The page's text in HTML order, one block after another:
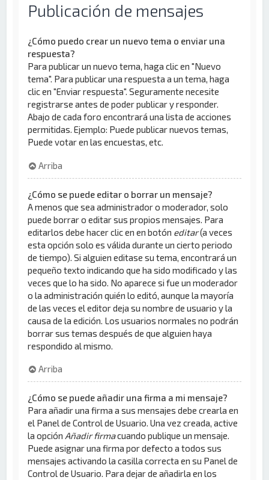
Publicación de mensajes
¿Cómo puedo crear un nuevo tema o enviar una
respuesta?
Para publicar un nuevo tema, haga clic en "Nuevo
tema". Para publicar una respuesta a un tema, haga
clic en "Enviar respuesta". Seguramente necesite
registrarse antes de poder publicar y responder.
Abajo de cada foro encontrará una lista de acciones
permitidas. Ejemplo: Puede publicar nuevos temas,
Puede votar en las encuestas, etc.
Arriba
¿Cómo se puede editar o borrar un mensaje?
A menos que sea administrador o moderador, solo
puede borrar o editar sus propios mensajes. Para
editarlos debe hacer clic en en botón editar(a veces
esta opción solo es válida durante un cierto periodo
de tiempo). Si alguien editase su tema, encontrará un
pequeño texto indicando que ha sido modificado y las
veces que lo ha sido. No aparece si fue un moderador
o la administración quién lo editó, aunque la mayoría
de las veces el editor deja su nombre de usuario y la
causa de la edición. Los usuarios normales no podrán
borrar sus temas después de que alguien haya
respondido al mismo.
Arriba
¿Cómo se puede añadir una firma a mi mensaje?
Para añadir una firma a sus mensajes debe crearla en
el Panel de Control de Usuario. Una vez creada, active
la opción Añadir firmacuando publique un mensaje.
Puede asignar una firma por defecto a todos sus
mensajes activando la casilla correcta en su Panel de
Control de Usuario. Para dejar de añadirla en los